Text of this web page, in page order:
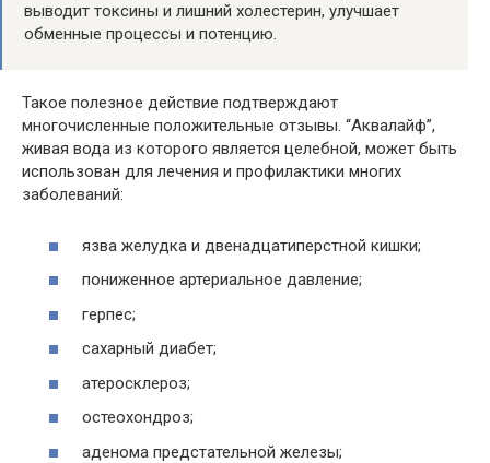
выводит токсины и лишний холестерин, улучшает
обменные процессы и потенцию.
Такое полезное действие подтверждают
многочисленные положительные отзывы. “Аквалайф”,
живая вода из которого является целебной, может быть
использован для лечения и профилактики многих
заболеваний:
язва желудка и двенадцатиперстной кишки;
пониженное артериальное давление;
герпес;
сахарный диабет;
атеросклероз;
остеохондроз;
аденома предстательной железы;